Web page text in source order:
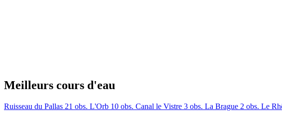
Meilleurs cours d'eau
Ruisseau du Pallas 21 obs. L'Orb 10 obs. Canal le Vistre 3 obs. La Brague 2 obs. Le